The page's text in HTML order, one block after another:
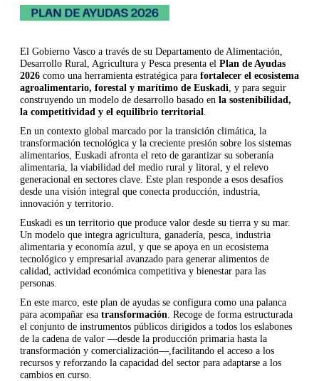
El Gobierno Vasco a través de su Departamento de Alimentación,
Desarrollo Rural, Agricultura y Pesca presenta el Plan de Ayudas
2026 como una herramienta estratégica para fortalecer el ecosistema
agroalimentario, forestal y marítimo de Euskadi , y para seguir
construyendo un modelo de desarrollo basado en la sostenibilidad,
la competitividad y el equilibrio territorial
En un contexto global marcado por la transición climática, la
transformación tecnológica y la creciente presión sobre los sistemas
alimentarios, Euskadi afronta el reto de garantizar su soberanía
alimentaria, la viabilidad del medio rural y litoral, y el relevo
generacional en sectores clave. Este plan responde a esos desafíos
desde una visión integral que conecta producción, industria,
innovación y territorio.
Euskadi es un territorio que produce valor desde su tierra y su mar.
Un modelo que integra agricultura, ganadería, pesca, industria
alimentaria y economía azul, y que se apoya en un ecosistema
tecnológico y empresarial avanzado para generar alimentos de
calidad, actividad económica competitiva y bienestar para las
personas.
En este marco, este plan de ayudas se configura como una palanca
para acompañar esa transformación . Recoge de forma estructurada
el conjunto de instrumentos públicos dirigidos a todos los eslabones
de la cadena de valor —desde la producción primaria hasta la
transformación y comercialización—,facilitando el acceso a los
recursos y reforzando la capacidad del sector para adaptarse a los
cambios en curso.